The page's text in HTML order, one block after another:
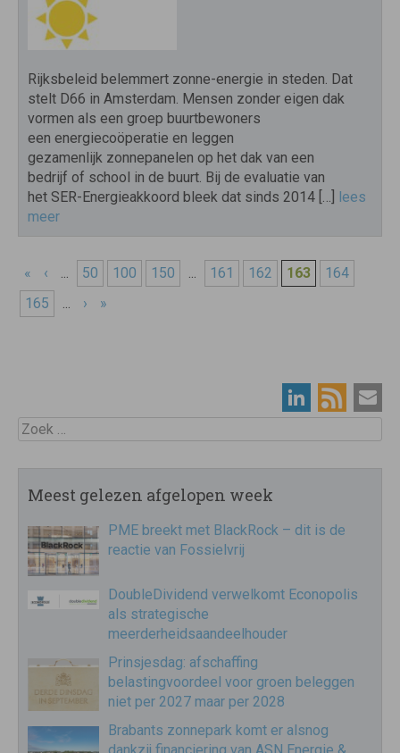
Rijksbeleid belemmert zonne-energie in steden. Dat
stelt D66 in Amsterdam. Mensen zonder eigen dak
vormen als een groep buurtbewoners
een energiecoöperatie en leggen
gezamenlijk zonnepanelen op het dak van een
bedrijf of school in de buurt. Bij de evaluatie van
het SER-Energieakkoord bleek dat sinds 2014 […] lees
meer
« ‹ ... 50 100 150 ... 161 162 163
164
165
... › »
Zoek
Meest gelezen afgelopen week
PME breekt met BlackRock – dit is de
reactie van Fossielvrij
DoubleDividend verwelkomt Econopolis
als strategische
meerderheidsaandeelhouder
Prinsjesdag: afschaffing
belastingvoordeel voor groen beleggen
niet per 2027 maar per 2028
Brabants zonnepark komt er alsnog